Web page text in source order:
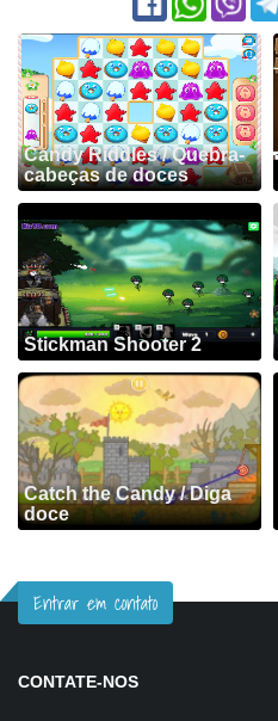
Candy Riddles / Quebra-
cabeças de doces
Stickman Shooter 2
Catch the Candy / Diga
doce
Entrar em contato
CONTATE-NOS